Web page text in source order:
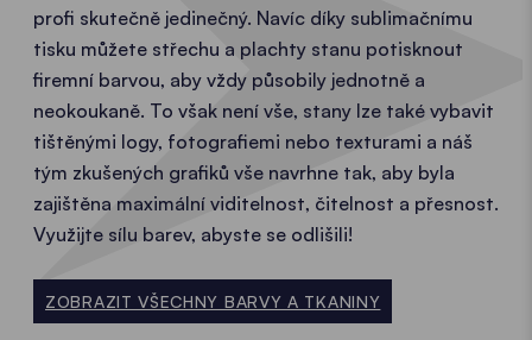
profi skutečně jedinečný. Navíc díky sublimačnímu
tisku můžete střechu a plachty stanu potisknout
firemní barvou, aby vždy působily jednotně a
neokoukaně. To však není vše, stany lze také vybavit
tištěnými logy, fotografiemi nebo texturami a náš
tým zkušených grafiků vše navrhne tak, aby byla
zajištěna maximální viditelnost, čitelnost a přesnost.
Využijte sílu barev, abyste se odlišili!
ZOBRAZIT VŠECHNY BARVY A TKANINY